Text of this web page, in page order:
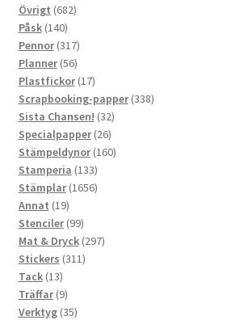
Övrigt 682682
Påsk 140140
produkter
Pennor 317317
produkter
Planner 5656
produkter
Plastfickor 1717
produkter
Scrapbooking-papper 338338
Sista Chansen! 3232
produkter
Specialpapper 2626
produkter
Stämpeldynor 160160
Stamperia 133133
produkter
Stämplar 16561656
Annat 1919
produkter
Stenciler 9999
produkter
Mat & Dryck 297297
Stickers 311311
Tack 1313
produkter
Träffar 99
produkter
Verktyg 3535